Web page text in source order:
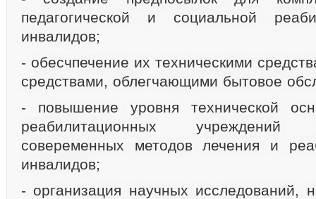
педагогической и социальной
инвалидов;
- обесчпечение их техническими
средствами, облегчающими бытовое
- повышение уровня технической
реабилитационных
совеременных методов лечения и
инвалидов;
- организация научных исследований,